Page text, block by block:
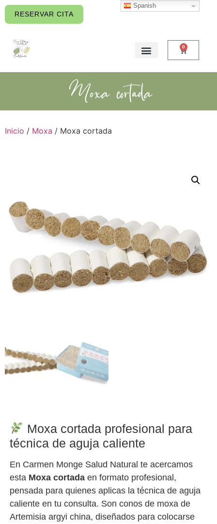
RESERVAR CITA
0
Moxa cortada
Inicio / Moxa / Moxa cortada
Moxa cortada profesional para
técnica de aguja caliente
En Carmen Monge Salud Natural te acercamos
esta Moxa cortada en formato profesional,
pensada para quienes aplicas la técnica de aguja
caliente en tu consulta. Son conos de moxa de
Artemisia argyi china, diseñados para colocarse
Spanish